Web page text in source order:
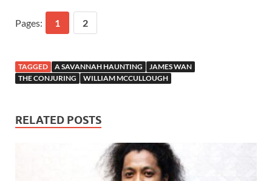
Pages: 1 2
TAGGED A SAVANNAH HAUNTING
JAMES WAN
THE CONJURING
WILLIAM MCCULLOUGH
RELATED POSTS